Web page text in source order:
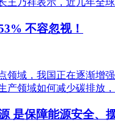
王乃祥表示，近几年全
不容忽视！
领域，我国正在逐渐增
产领域如何减少碳排放
是保障能源安全、